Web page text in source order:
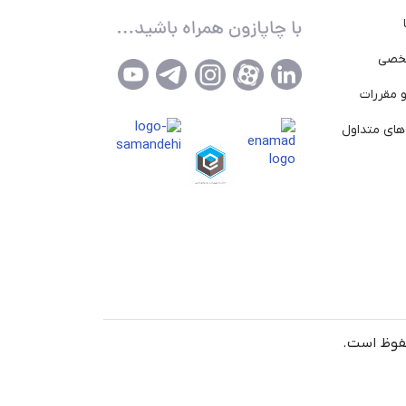
مقررات
متداول
است.